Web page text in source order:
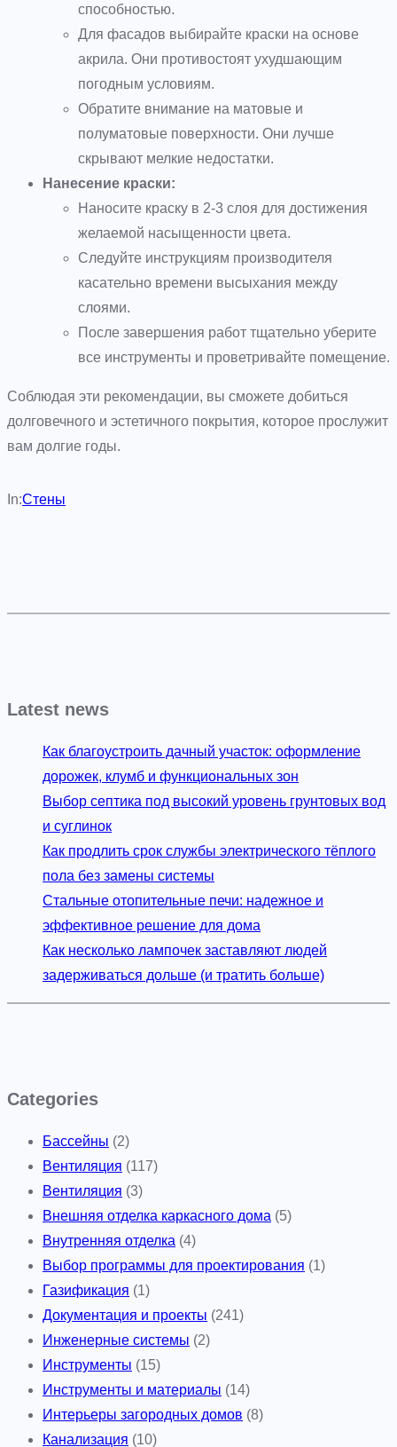
способностью.
Для фасадов выбирайте краски на основе
акрила. Они противостоят ухудшающим
погодным условиям.
Обратите внимание на матовые и
полуматовые поверхности. Они лучше
скрывают мелкие недостатки.
Нанесение краски:
Наносите краску в 2-3 слоя для достижения
желаемой насыщенности цвета.
Следуйте инструкциям производителя
касательно времени высыхания между
слоями.
После завершения работ тщательно уберите
все инструменты и проветривайте помещение.
Соблюдая эти рекомендации, вы сможете добиться
долговечного и эстетичного покрытия, которое прослужит
вам долгие годы.
In:Стены
Latest news
Как благоустроить дачный участок: оформление
дорожек, клумб и функциональных зон
Выбор септика под высокий уровень грунтовых вод
и суглинок
Как продлить срок службы электрического тёплого
пола без замены системы
Стальные отопительные печи: надежное и
эффективное решение для дома
Как несколько лампочек заставляют людей
задерживаться дольше (и тратить больше)
Categories
Бассейны (2)
Вентиляция (117)
Вентиляция (3)
Внешняя отделка каркасного дома (5)
Внутренняя отделка (4)
Выбор программы для проектирования (1)
Газификация (1)
Документация и проекты (241)
Инженерные системы (2)
Инструменты (15)
Инструменты и материалы (14)
Интерьеры загородных домов (8)
Канализация (10)